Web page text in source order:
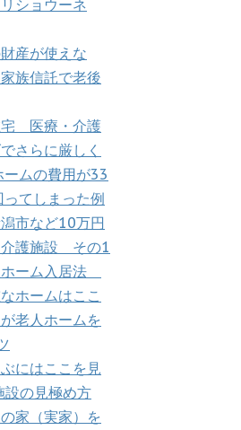
ショウーネ
産が使えな
族信託で老後
宅 医療・介護
さらに厳しく
ムの費用が33
てしまった例
市など10万円
介護施設 その1
ーム入居法
ホームはここ
老人ホームを
にはここを見
設の見極め方
家（実家）を